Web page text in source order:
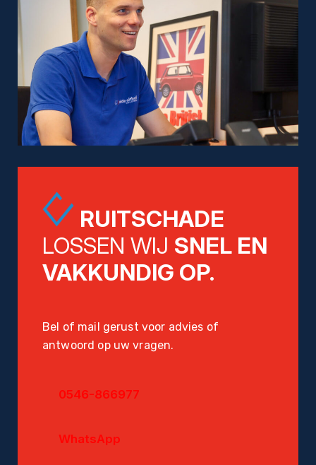
RUITSCHADE
LOSSEN WIJ SNEL EN
VAKKUNDIG OP.
Bel of mail gerust voor advies of
antwoord op uw vragen.
0546-866977
WhatsApp